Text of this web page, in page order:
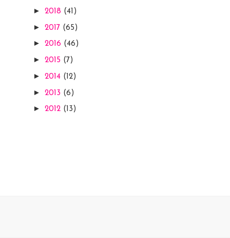
► 2018 (41)
► 2017 (65)
► 2016 (46)
► 2015 (7)
► 2014 (12)
► 2013 (6)
► 2012 (13)